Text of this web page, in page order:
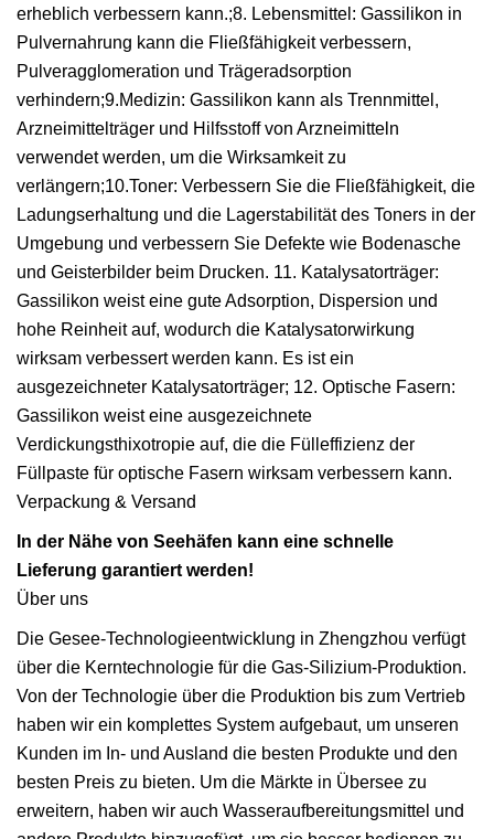
erheblich verbessern kann.;8. Lebensmittel: Gassilikon in
Pulvernahrung kann die Fließfähigkeit verbessern,
Pulveragglomeration und Trägeradsorption
verhindern;9.Medizin: Gassilikon kann als Trennmittel,
Arzneimittelträger und Hilfsstoff von Arzneimitteln
verwendet werden, um die Wirksamkeit zu
verlängern;10.Toner: Verbessern Sie die Fließfähigkeit, die
Ladungserhaltung und die Lagerstabilität des Toners in der
Umgebung und verbessern Sie Defekte wie Bodenasche
und Geisterbilder beim Drucken. 11. Katalysatorträger:
Gassilikon weist eine gute Adsorption, Dispersion und
hohe Reinheit auf, wodurch die Katalysatorwirkung
wirksam verbessert werden kann. Es ist ein
ausgezeichneter Katalysatorträger; 12. Optische Fasern:
Gassilikon weist eine ausgezeichnete
Verdickungsthixotropie auf, die die Fülleffizienz der
Füllpaste für optische Fasern wirksam verbessern kann.
Verpackung & Versand
In der Nähe von Seehäfen kann eine schnelle
Lieferung garantiert werden!
Über uns
Die Gesee-Technologieentwicklung in Zhengzhou verfügt
über die Kerntechnologie für die Gas-Silizium-Produktion.
Von der Technologie über die Produktion bis zum Vertrieb
haben wir ein komplettes System aufgebaut, um unseren
Kunden im In- und Ausland die besten Produkte und den
besten Preis zu bieten. Um die Märkte in Übersee zu
erweitern, haben wir auch Wasseraufbereitungsmittel und